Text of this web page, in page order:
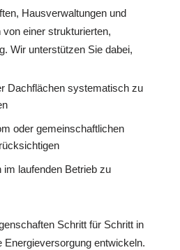
Hausverwaltungen und
einer strukturierten,
Wir unterstützen Sie dabei,
Dachflächen systematisch zu
oder gemeinschaftlichen
im laufenden Betrieb zu
Schritt für Schritt in
Energieversorgung entwickeln.